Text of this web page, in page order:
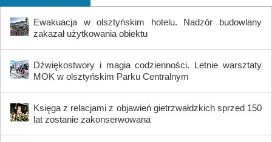
Ewakuacja w olsztyńskim hotelu. Nadzór budowlany
zakazał użytkowania obiektu
Dźwiękostwory i magia codzienności. Letnie warsztaty
MOK w olsztyńskim Parku Centralnym
Księga z relacjami z objawień gietrzwałdzkich sprzed 150
lat zostanie zakonserwowana